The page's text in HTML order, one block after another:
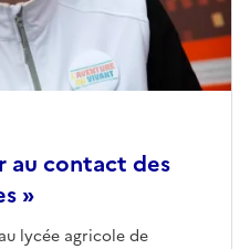
au contact des
»
lycée agricole de